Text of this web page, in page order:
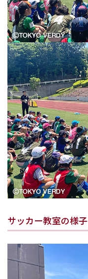
サッカー教室の様子